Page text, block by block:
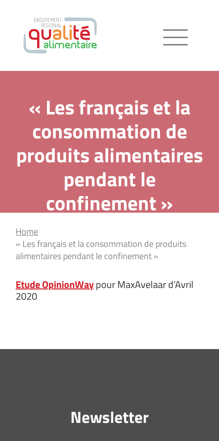
Menu
« Les français et la
consommation de
produits alimentaires
pendant le
confinement »
Home
« Les français et la consommation de produits
alimentaires pendant le confinement »
Etude OpinionWaypour MaxAvelaar d’Avril
2020
Newsletter